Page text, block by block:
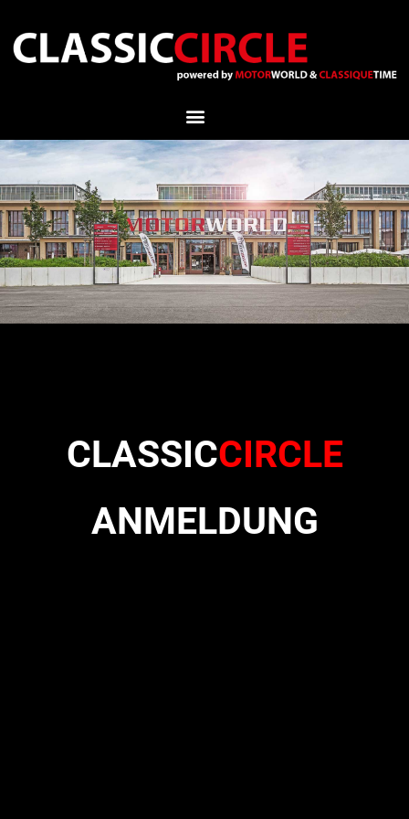
CLASSICCIRCLE
ANMELDUNG